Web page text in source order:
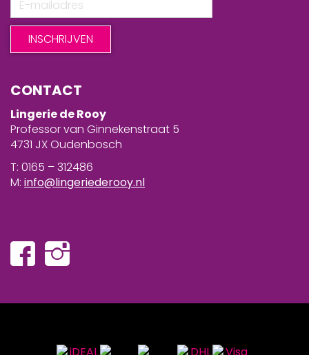
CONTACT
Lingerie de Rooy
Professor van Ginnekenstraat 5
4731 JX Oudenbosch
T: 0165 – 312486
M: info@lingeriederooy.nl